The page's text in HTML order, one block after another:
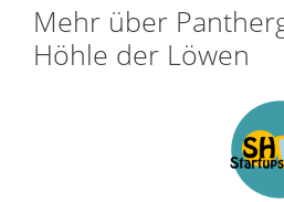
Mehr über
Höhle der Löwen